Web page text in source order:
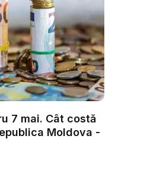
7 mai. Cât costă
Moldova -